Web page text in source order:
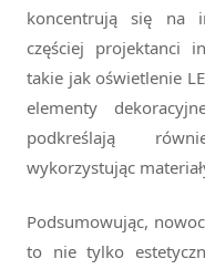
koncentrują się na
częściej projektanci
takie jak oświetlenie
elementy
podkreślają
wykorzystując
Podsumowując,
to nie tylko